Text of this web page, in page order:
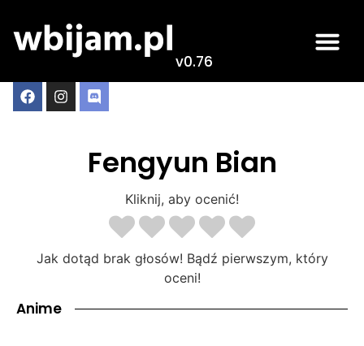
v0.76
Fengyun Bian
Kliknij, aby ocenić!
Jak dotąd brak głosów! Bądź pierwszym, który
oceni!
Anime